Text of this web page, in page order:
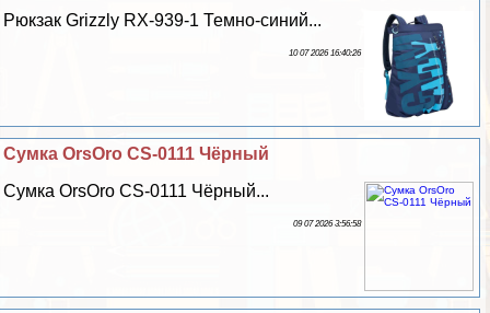
Рюкзак Grizzly RX-939-1 Темно-синий...
10 07 2026 16:40:26
Сумка OrsOro CS-0111 Чёрный
Сумка OrsOro CS-0111 Чёрный...
09 07 2026 3:56:58